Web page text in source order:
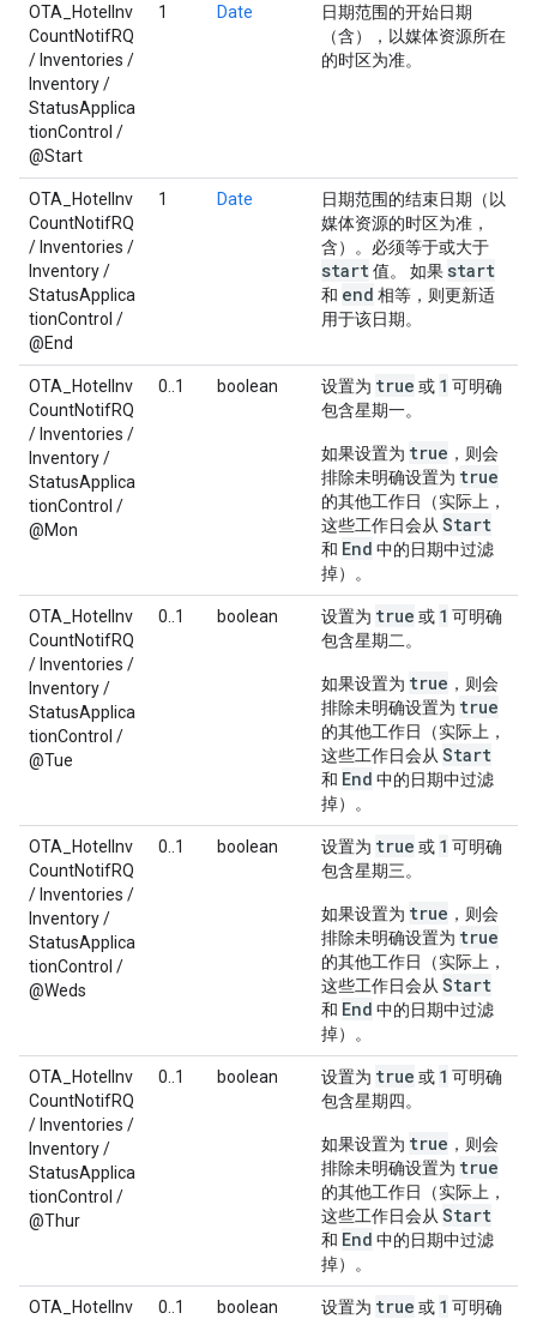
OTA_HotelInv
CountNotifRQ
/ Inventories /
Inventory /
StatusApplica
tionControl /
@Start
1 Date
日期范围的开始日期
（含），以媒体资源所在
的时区为准。
OTA_HotelInv
CountNotifRQ
/ Inventories /
Inventory /
StatusApplica
tionControl /
@End
1 Date
日期范围的结束日期（以
媒体资源的时区为准，
含）。必须等于或大于
start值。 如果 start
和 end 相等，则更新适
用于该日期。
OTA_HotelInv
CountNotifRQ
/ Inventories /
Inventory /
StatusApplica
tionControl /
@Mon
0..1 boolean 设置为 true 或 1 可明确
包含星期一。
如果设置为 true ，则会
排除未明确设置为 true
的其他工作日（实际上，
这些工作日会从 Start
和 End 中的日期中过滤
掉）。
OTA_HotelInv
CountNotifRQ
/ Inventories /
Inventory /
StatusApplica
tionControl /
@Tue
0..1 boolean 设置为 true 或 1 可明确
包含星期二。
如果设置为 true ，则会
排除未明确设置为 true
的其他工作日（实际上，
这些工作日会从 Start
和 End 中的日期中过滤
掉）。
OTA_HotelInv
CountNotifRQ
/ Inventories /
Inventory /
StatusApplica
tionControl /
@Weds
0..1 boolean 设置为 true 或 1 可明确
包含星期三。
如果设置为 true ，则会
排除未明确设置为 true
的其他工作日（实际上，
这些工作日会从 Start
和 End 中的日期中过滤
掉）。
OTA_HotelInv
CountNotifRQ
/ Inventories /
Inventory /
StatusApplica
tionControl /
@Thur
0..1 boolean 设置为 true 或 1 可明确
包含星期四。
如果设置为 true ，则会
排除未明确设置为 true
的其他工作日（实际上，
这些工作日会从 Start
和 End 中的日期中过滤
掉）。
OTA_HotelInv
0..1 boolean 设置为 true 或 1 可明确